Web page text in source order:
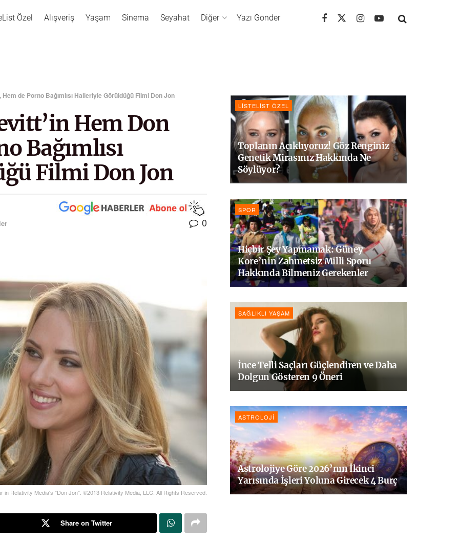
Özel Alışveriş Yaşam Sinema Seyahat Diğer Yazı Gönder
de Porno Bağımlısı Halleriyle Görüldüğü Filmi Don Jon
Hem Don
Bağımlısı
Filmi Don Jon
0
Relativity Media's "Don Jon". ©2013 Relativity Media, LLC. All Rights Reserved.
Share on Twitter
LISTELIST ÖZEL
Toplanın Açıklıyoruz! Göz Renginiz
Genetik Mirasınız Hakkında Ne
Söylüyor?
SPOR
Hiçbir Şey Yapmamak: Güney
Kore’nin Zahmetsiz Milli Sporu
Hakkında Bilmeniz Gerekenler
SAĞLIKLI YAŞAM
İnce Telli Saçları Güçlendiren ve Daha
Dolgun Gösteren 9 Öneri
ASTROLOJI
Astrolojiye Göre 2026’nın İkinci
Yarısında İşleri Yoluna Girecek 4 Burç